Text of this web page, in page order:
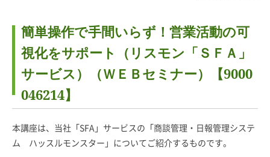
簡単操作で手間いらず！営業活動の可
視化をサポート（リスモン「ＳＦＡ」
サービス）（ＷＥＢセミナー）【9000
046214】
本講座は、当社「SFA」サービスの「商談管理・日報管理システ
ム ハッスルモンスター」についてご紹介するものです。